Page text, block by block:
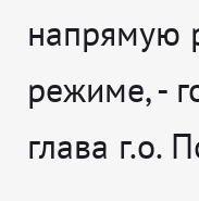
напрямую
режиме,-
глава г.о.